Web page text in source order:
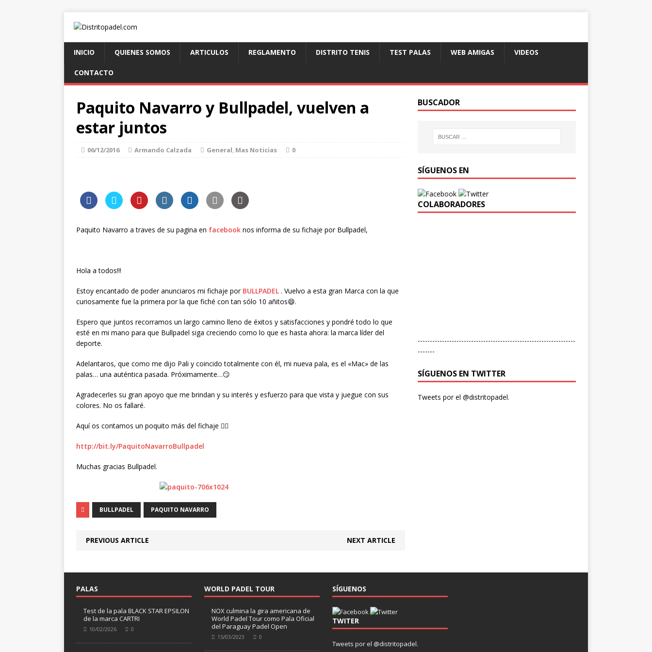
INICIO QUIENES SOMOS ARTICULOS REGLAMENTO DISTRITO TENIS TEST PALAS WEB AMIGAS VIDEOS
CONTACTO
Paquito Navarro y Bullpadel, vuelven a
estar juntos
06/12/2016 Armando Calzada General, Mas Noticias 0
Paquito Navarro a traves de su pagina en facebook nos informa de su fichaje por Bullpadel,
Hola a todos!!!
Estoy encantado de poder anunciaros mi fichaje por BULLPADEL . Vuelvo a esta gran Marca con la que
curiosamente fue la primera por la que fiché con tan sólo 10 añitos😄.
Espero que juntos recorramos un largo camino lleno de éxitos y satisfacciones y pondré todo lo que
esté en mi mano para que Bullpadel siga creciendo como lo que es hasta ahora: la marca líder del
deporte.
Adelantaros, que como me dijo Pali y coincido totalmente con él, mi nueva pala, es el «Mac» de las
palas… una auténtica pasada. Próximamente…😏
Agradecerles su gran apoyo que me brindan y su interés y esfuerzo para que vista y juegue con sus
colores. No os fallaré.
Aquí os contamos un poquito más del fichaje 👇🏻
http://bit.ly/PaquitoNavarroBullpadel
Muchas gracias Bullpadel.
BULLPADEL PAQUITO NAVARRO
PREVIOUS ARTICLE NEXT ARTICLE
BUSCADOR
SÍGUENOS EN
COLABORADORES
-----------------------------------------------------------------
-------
SÍGUENOS EN TWITTER
Tweets por el @distritopadel.
PALAS
Test de la pala BLACK STAR EPSILON
de la marca CARTRI
10/02/2026 0
WORLD PADEL TOUR
NOX culmina la gira americana de
World Padel Tour como Pala Oficial
del Paraguay Padel Open
15/03/2023 0
SÍGUENOS
TWITER
Tweets por el @distritopadel.